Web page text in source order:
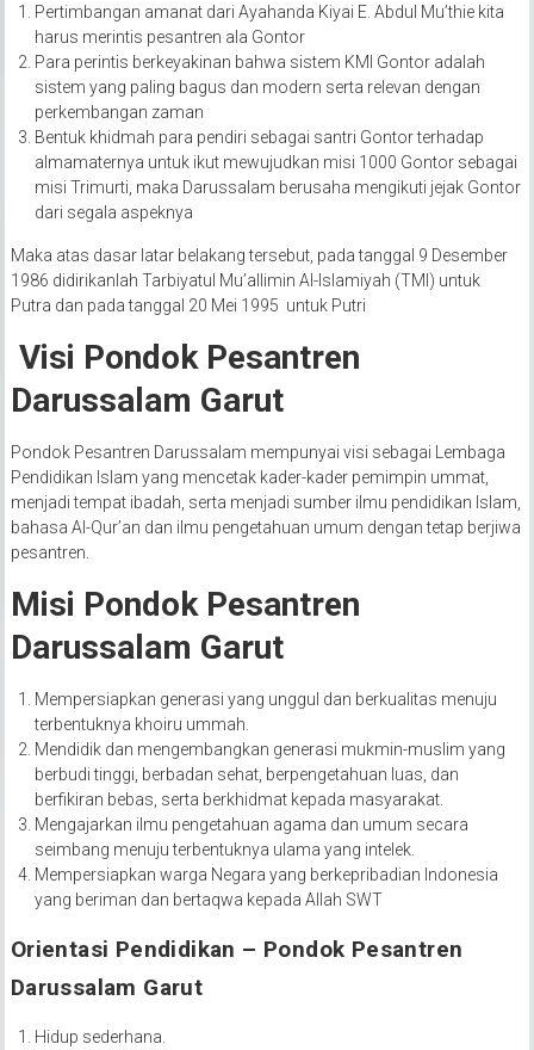
Pertimbangan amanat dari Ayahanda Kiyai E. Abdul Mu’thie kita
harus merintis pesantren ala Gontor
Para perintis berkeyakinan bahwa sistem KMI Gontor adalah
sistem yang paling bagus dan modern serta relevan dengan
perkembangan zaman
Bentuk khidmah para pendiri sebagai santri Gontor terhadap
almamaternya untuk ikut mewujudkan misi 1000 Gontor sebagai
misi Trimurti, maka Darussalam berusaha mengikuti jejak Gontor
dari segala aspeknya
Maka atas dasar latar belakang tersebut, pada tanggal 9 Desember
1986 didirikanlah Tarbiyatul Mu’allimin Al-Islamiyah (TMI) untuk
Putra dan pada tanggal 20 Mei 1995 untuk Putri
Visi Pondok Pesantren
Darussalam Garut
Pondok Pesantren Darussalam mempunyai visi sebagai Lembaga
Pendidikan Islam yang mencetak kader-kader pemimpin ummat,
menjadi tempat ibadah, serta menjadi sumber ilmu pendidikan Islam,
bahasa Al-Qur’an dan ilmu pengetahuan umum dengan tetap berjiwa
pesantren.
Misi Pondok Pesantren
Darussalam Garut
Mempersiapkan generasi yang unggul dan berkualitas menuju
terbentuknya khoiru ummah.
Mendidik dan mengembangkan generasi mukmin-muslim yang
berbudi tinggi, berbadan sehat, berpengetahuan luas, dan
berfikiran bebas, serta berkhidmat kepada masyarakat.
Mengajarkan ilmu pengetahuan agama dan umum secara
seimbang menuju terbentuknya ulama yang intelek.
Mempersiapkan warga Negara yang berkepribadian Indonesia
yang beriman dan bertaqwa kepada Allah SWT
Orientasi Pendidikan – Pondok Pesantren
Darussalam Garut
Hidup sederhana.